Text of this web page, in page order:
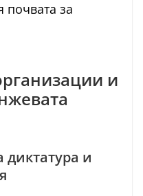
почвата за
и
диктатура и